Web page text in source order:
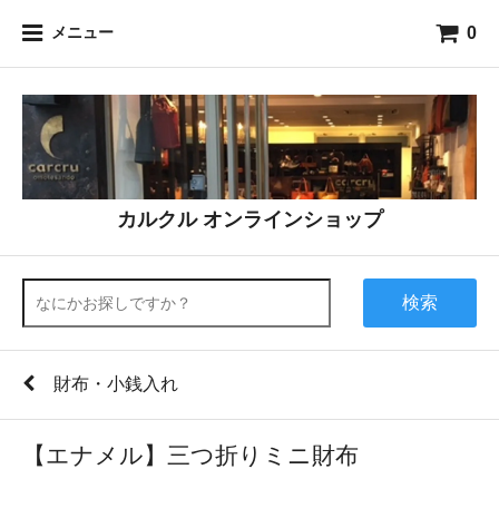
メニュー 0
カルクル オンラインショップ
検索
財布・小銭入れ
【エナメル】三つ折りミニ財布